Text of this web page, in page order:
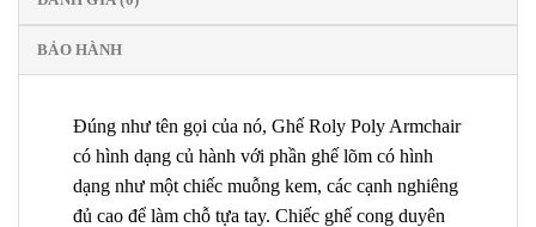
BẢO HÀNH
Đúng như tên gọi của nó, Ghế Roly Poly Armchair
có hình dạng củ hành với phần ghế lõm có hình
dạng như một chiếc muỗng kem, các cạnh nghiêng
đủ cao để làm chỗ tựa tay. Chiếc ghế cong duyên